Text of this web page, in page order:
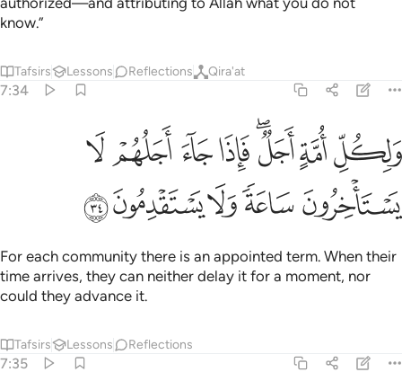
know.”
Tafsirs Lessons Reflections Qira'at
7:34
ولكل امة اجل فاذا جاء اجلهم لا يستاخرون ساعة ولا يستقدمون ٣٤
وَلِكُلِّ أُمَّةٍ أَجَلٌۭ ۖ فَإِذَا جَآءَ أَجَلُهُمْ لَا يَسْتَأْخِرُونَ سَاعَةًۭ ۖ وَلَا
ﲎﲏﲐﲑﲒﲓﲔﲕ
ﲖﲗﲘﲙﲚ
For each community there is an appointed term. When their
time arrives, they can neither delay it for a moment, nor
could they advance it.
Tafsirs Lessons Reflections
7:35